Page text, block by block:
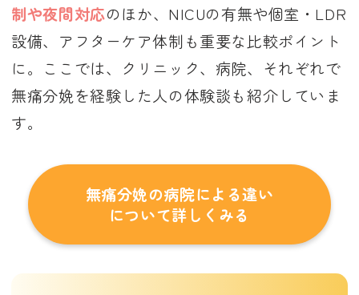
制や夜間対応のほか、NICUの有無や個室・LDR
設備、アフターケア体制も重要な比較ポイント
に。ここでは、クリニック、病院、それぞれで
無痛分娩を経験した人の体験談も紹介していま
す。
無痛分娩の病院による違い
について詳しくみる